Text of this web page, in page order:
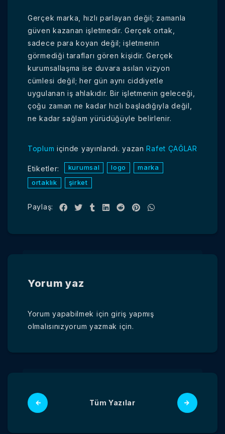
Gerçek marka, hızlı parlayan değil; zamanla
güven kazanan işletmedir. Gerçek ortak,
sadece para koyan değil; işletmenin
görmediği tarafları gören kişidir. Gerçek
kurumsallaşma ise duvara asılan vizyon
cümlesi değil; her gün aynı ciddiyetle
uygulanan iş ahlakıdır. Bir işletmenin geleceği,
çoğu zaman ne kadar hızlı başladığıyla değil,
ne kadar sağlam yürüdüğüyle belirlenir.
Toplum içinde yayınlandı. yazanRafet ÇAĞLAR
Etiketler: kurumsal logo
marka
ortaklık
şirket
Paylaş:
Yorum yaz
Yorum yapabilmek içingiriş yapmış
olmalısınızyorum yazmak için.
Tüm Yazılar